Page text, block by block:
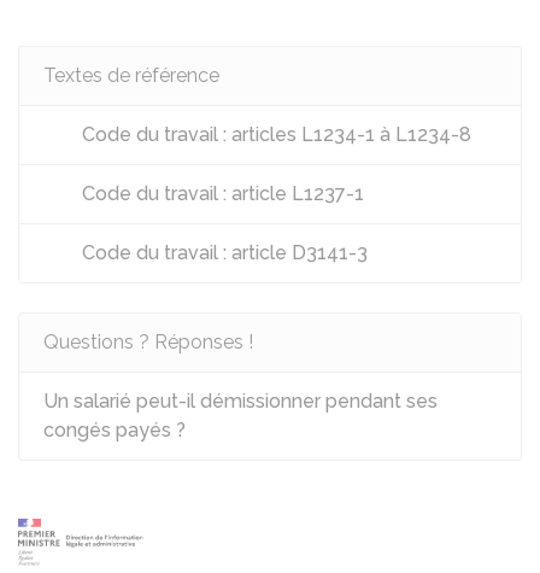
Textes de référence
Code du travail : articles L1234-1 à L1234-8
Code du travail : article L1237-1
Code du travail : article D3141-3
Questions ? Réponses !
Un salarié peut-il démissionner pendant ses
congés payés ?